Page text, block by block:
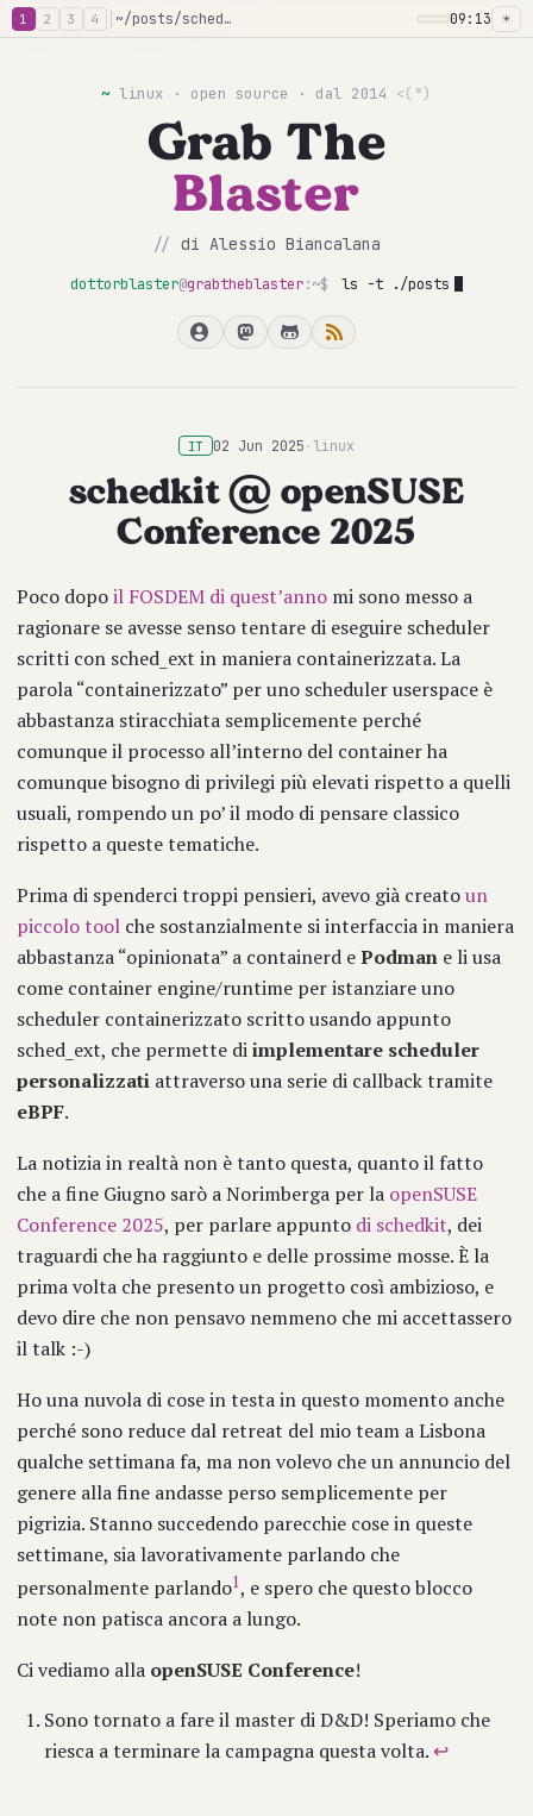
1 2 3 4 ~/posts/schedkit-opensuse-conference-2025 09:13 ☀
~ linux · open source · dal 2014 <(°)
Grab The
Blaster
// di Alessio Biancalana
dottorblaster@grabtheblaster:~$ ls -t ./posts
IT 02 Jun 2025 · linux
schedkit @ openSUSE
Conference 2025
Poco dopoil FOSDEM di quest’anno mi sono messo a
ragionare se avesse senso tentare di eseguire scheduler
scritti con sched_ext in maniera containerizzata. La
parola “containerizzato” per uno scheduler userspace è
abbastanza stiracchiata semplicemente perché
comunque il processo all’interno del container ha
comunque bisogno di privilegi più elevati rispetto a quelli
usuali, rompendo un po’ il modo di pensare classico
rispetto a queste tematiche.
Prima di spenderci troppi pensieri, avevo già creatoun
piccolo tool che sostanzialmente si interfaccia in maniera
abbastanza “opinionata” a containerd ePodman e li usa
come container engine/runtime per istanziare uno
scheduler containerizzato scritto usando appunto
sched_ext, che permette diimplementare scheduler
personalizzati attraverso una serie di callback tramite
eBPF.
La notizia in realtà non è tanto questa, quanto il fatto
che a fine Giugno sarò a Norimberga per la openSUSE
Conference 2025, per parlare appunto di schedkit, dei
traguardi che ha raggiunto e delle prossime mosse. È la
prima volta che presento un progetto così ambizioso, e
devo dire che non pensavo nemmeno che mi accettassero
il talk :-)
Ho una nuvola di cose in testa in questo momento anche
perché sono reduce dal retreat del mio team a Lisbona
qualche settimana fa, ma non volevo che un annuncio del
genere alla fine andasse perso semplicemente per
pigrizia. Stanno succedendo parecchie cose in queste
settimane, sia lavorativamente parlando che
personalmente parlando1, e spero che questo blocco
note non patisca ancora a lungo.
Ci vediamo alla openSUSE Conference!
Sono tornato a fare il master di D&D! Speriamo che
riesca a terminare la campagna questa volta. ↩